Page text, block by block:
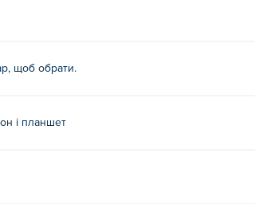
щоб обрати.
і планшет